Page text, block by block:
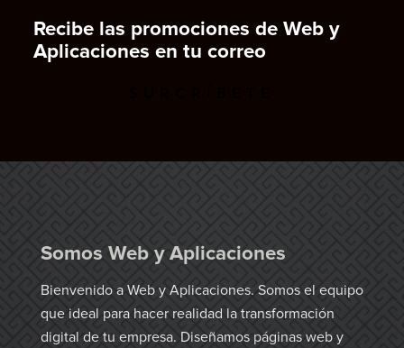
Recibe las promociones de Web y
Aplicaciones en tu correo
Somos Web y Aplicaciones
Bienvenido a Web y Aplicaciones. Somos el equipo
que ideal para hacer realidad la transformación
digital de tu empresa. Diseñamos páginas web y